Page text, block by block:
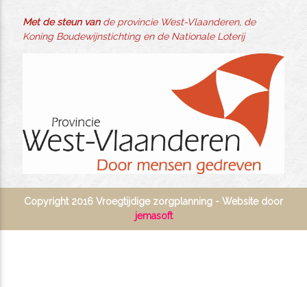
Met de steun vande provincie West-Vlaanderen, de
Koning Boudewijnstichting en de Nationale Loterij
Copyright 2016 Vroegtijdige zorgplanning - Website door
jemasoft